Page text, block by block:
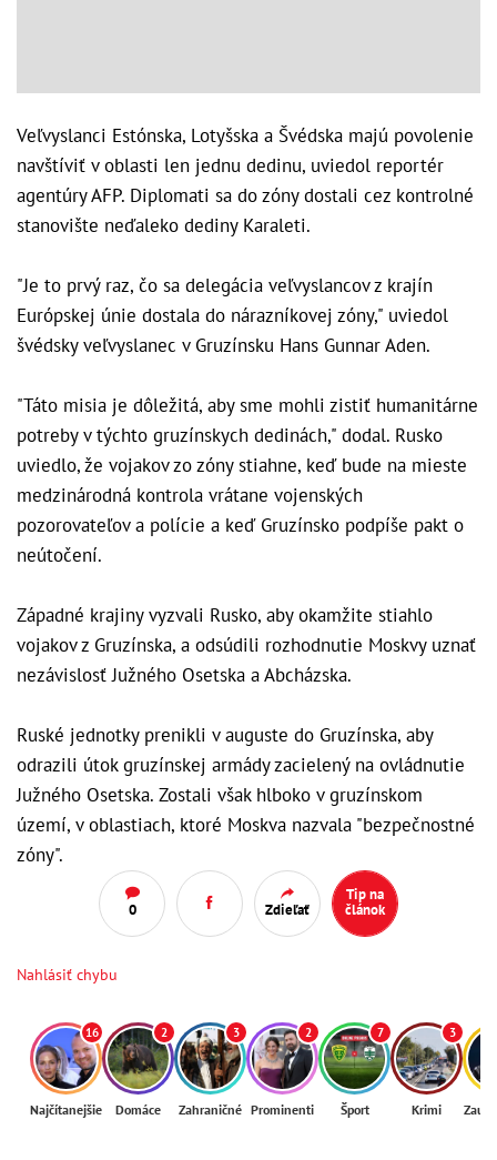
Veľvyslanci Estónska, Lotyšska a Švédska majú povolenie
navštíviť v oblasti len jednu dedinu, uviedol reportér
agentúry AFP. Diplomati sa do zóny dostali cez kontrolné
stanovište neďaleko dediny Karaleti.
"Je to prvý raz, čo sa delegácia veľvyslancov z krajín
Európskej únie dostala do nárazníkovej zóny," uviedol
švédsky veľvyslanec v Gruzínsku Hans Gunnar Aden.
"Táto misia je dôležitá, aby sme mohli zistiť humanitárne
potreby v týchto gruzínskych dedinách," dodal. Rusko
uviedlo, že vojakov zo zóny stiahne, keď bude na mieste
medzinárodná kontrola vrátane vojenských
pozorovateľov a polície a keď Gruzínsko podpíše pakt o
neútočení.
Západné krajiny vyzvali Rusko, aby okamžite stiahlo
vojakov z Gruzínska, a odsúdili rozhodnutie Moskvy uznať
nezávislosť Južného Osetska a Abcházska.
Ruské jednotky prenikli v auguste do Gruzínska, aby
odrazili útok gruzínskej armády zacielený na ovládnutie
Južného Osetska. Zostali však hlboko v gruzínskom
území, v oblastiach, ktoré Moskva nazvala "bezpečnostné
zóny".
0 Zdieľať
Tip na
článok
Nahlásiť chybu
16
Najčítanejšie
2
Domáce
3
Zahraničné
2
Prominenti
7
Šport
3
Krimi